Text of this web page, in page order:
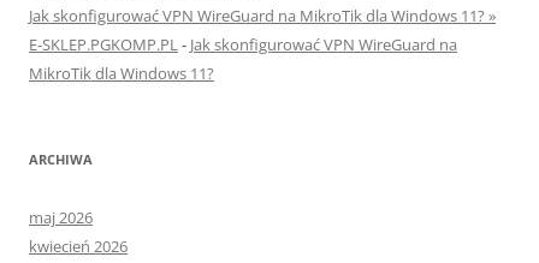
Jak skonfigurować VPN WireGuard na MikroTik dla Windows 11? »
E-SKLEP.PGKOMP.PL- Jak skonfigurować VPN WireGuard na
MikroTik dla Windows 11?
ARCHIWA
maj 2026
kwiecień 2026